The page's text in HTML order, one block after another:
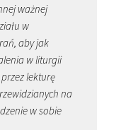
ważnej
w
aby jak
w liturgii
lekturę
na
w sobie